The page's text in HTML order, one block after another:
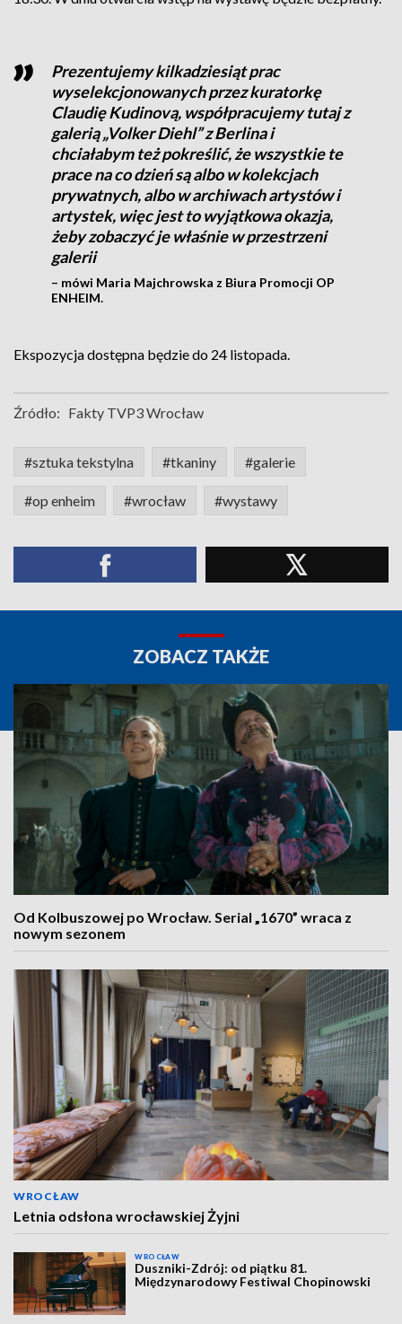
Prezentujemy kilkadziesiąt prac
wyselekcjonowanych przez kuratorkę
Claudię Kudinovą, współpracujemy tutaj z
galerią „Volker Diehl” z Berlina i
chciałabym też pokreślić, że wszystkie te
prace na co dzień są albo w kolekcjach
prywatnych, albo w archiwach artystów i
artystek, więc jest to wyjątkowa okazja,
żeby zobaczyć je właśnie w przestrzeni
galerii
– mówi Maria Majchrowska z Biura Promocji OP
ENHEIM.
Ekspozycja dostępna będzie do 24 listopada.
Źródło: Fakty TVP3 Wrocław
#sztuka tekstylna #tkaniny #galerie
#op enheim #wrocław #wystawy
ZOBACZ TAKŻE
Od Kolbuszowej po Wrocław. Serial „1670” wraca z
nowym sezonem
WROCŁAW
Letnia odsłona wrocławskiej Żyjni
WROCŁAW
Duszniki-Zdrój: od piątku 81.
Międzynarodowy Festiwal Chopinowski